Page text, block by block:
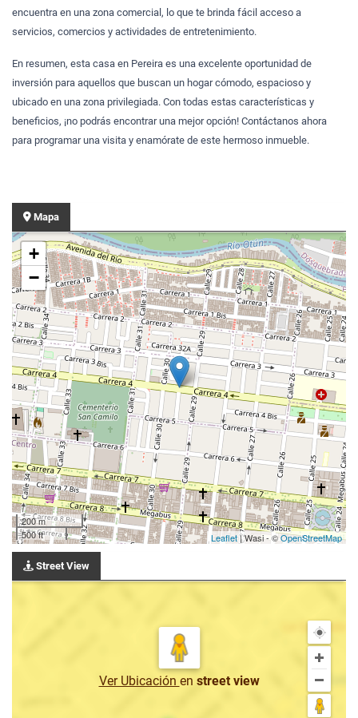
encuentra en una zona comercial, lo que te brinda fácil acceso a
servicios, comercios y actividades de entretenimiento.
En resumen, esta casa en Pereira es una excelente oportunidad de
inversión para aquellos que buscan un hogar cómodo, espacioso y
ubicado en una zona privilegiada. Con todas estas características y
beneficios, ¡no podrás encontrar una mejor opción! Contáctanos ahora
para programar una visita y enamórate de este hermoso inmueble.
Mapa
+
−
200 m
500 ft
Leaflet| Wasi - ©OpenStreetMap
Street View
Ver Ubicación en street view